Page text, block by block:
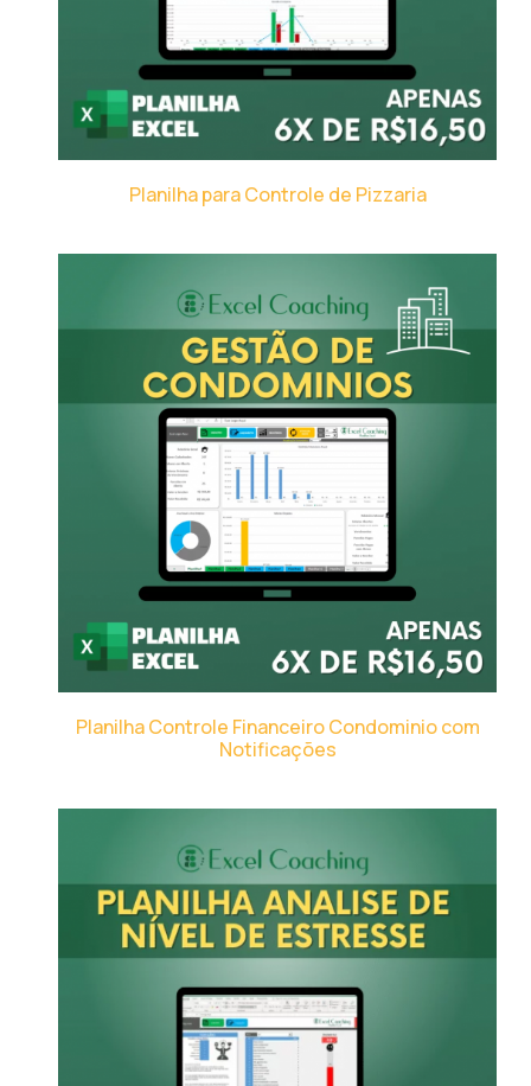
Planilha para Controle de Pizzaria
Planilha Controle Financeiro Condominio com
Notificações